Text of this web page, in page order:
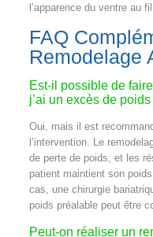
l’apparence du ventre au
FAQ
Remodelage
Est-il possible de
j’ai un excès de
Oui, mais il est
l’intervention. Le
de perte de poids, et les
patient maintient son
cas, une chirurgie
poids préalable peut être
Peut-on réaliser un